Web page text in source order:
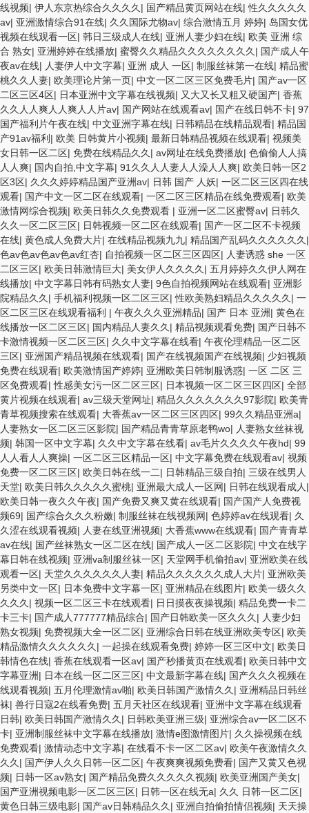
线视频| 伊人东京热综合久久久久 | 国产精品黄页网站在线|性久久久久久
av| 亚洲激情综合91在线| 久久国际尤物av| 综合激情五月 婷婷| 岛国女优
视频在线观看一区| 韩日三级成人在线| 亚洲人妻少妇在线| 欧美 亚洲 综
合 熟女| 亚洲婷婷在线播放| 蜜臀久久精品久久久久久久久久 | 国产成人午
夜av在线| 人妻伊人中文字幕| 亚洲 成人 一区| 制服丝袜第一在线| 精品蜜
桃久久人妻| 欧美理论片第一页| 中文一区二区三区免费毛片| 国产av一区
二区三区4区| 日本亚洲中文字幕在线视频| 又大又长又粗又硬国产| 香蕉
久久人人爽人人爽人人片av| 国产网站在线观看av| 国产在线日韩不卡| 97
国产福利片午夜在线| 中文亚洲字幕在线| 日韩精品在线精品观看| 精品国
产91av福利 | 欧美 日韩黄片小视频| 最新日韩精品视频在线观看| 视频美
女日韩一区二区| 免费在线精品久久 | av网址在线免费播放| 色偷偷人人搞
人人爽| 国内自拍,中文字幕| 91久久人人妻人人澡人人爽| 欧美日韩一区2
区3区| 久久久婷婷精品国产亚洲av| 日韩 国产 人妖| 一区二区三区四在线
观看| 国产中文一区二区在线观看| 一区二区三区精品在线免费观看| 欧美
激情网综合视频| 欧美日韩久久免费观看 | 亚洲一区二区蜜臀av| 日韩久
久久一区二区三区| 日韩视频一区二区在线观看| 国产一区二区不卡视频
在线| 黄色成人免费大片| 在线精品视频九九| 精品国产乱码久久久久久久 |
色av色av色av色av红杏| 自拍视频一区二区三区四区| 人妻诱惑 she 一区
二区三区| 欧美日韩激情巨大| 美女伊人久久久久 | 五月婷婷久久伊人网在
线播放| 中文字幕日韩有码熟女人妻| 9色自拍视频网站在线观看| 亚洲影
院精品久久 | 手机福利视频一区二区三区|性欧美熟妇精品久久久久久 | 一
区二区三区在线观看福利 | 午夜久久久亚洲精品| 国产 日本 亚洲| 黄色在
线播放一区二区三区| 国内精品人妻久久 | 精品视频观看免费| 国产日韩不
卡激情视频一区二区三区| 久久中文字幕在线看| 午夜伦理精品一区二区
三区| 亚洲国产精品视频在线观看| 国产在线视频国产在线视频| 少妇视频
免费在线观看| 欧美激情国产婷婷| 亚洲欧美日韩制服诱惑| 一区 二区 三
区免费观看|性感美女污一区二区三区| 日本视频一区二区三区四区| 全部
黄片视频在线观看| av三级天堂网址| 精品久久久久久久久97影院| 欧美青
青草视频搜索在线观看| 大香蕉av一区二区三区四区| 99久久精品亚洲a|
人妻熟女一区二区三区影院| 国产精品青青草原老鸭wo| 人妻熟女丝袜视
频| 韩国一区中文字幕| 久久中文字幕在线看| av毛片久久久久午夜hd| 99
人人看人人爽操| 一区二区三区精品一区| 中文字幕免费在线观看av| 视频
免费一区二区三区| 欧美日韩在线一二| 日韩精品三级自拍| 三级在线男人
天堂| 欧美日韩久久久久久蜜桃| 亚洲最大成人一区网| 日韩在线观看成人 |
欧美日韩一夜久久午夜| 国产免费又爽又黄在线观看| 国产国产人免费视
频69| 国产综合久久久粉嫩| 制服丝袜在线视频网| 色婷婷av在线观看| 久
久涩在线观看视频| 人妻在线亚洲视频| 大香蕉www在线观看| 国产青青草
av在线| 国产丝袜熟女一区二区在线| 国产成人一区二区影院| 中文在线字
幕日韩在线视频| 亚洲va制服丝袜一区| 天堂网手机偷拍av| 亚洲欧美在线
观看一区| 天堂久久久久久久人妻| 精品久久久久久久成人大片| 亚洲欧美
另类中文一区| 日本免费中文字幕一区| 亚洲精品在线图片| 欧美一级久久
久久久 | 视频一区二区三卡在线观看| 日日摸夜夜操视频| 精品免费一卡二
卡三卡| 国产成人777777精品综合| 国产日韩欧美一区久久久 | 人妻少妇
熟女视频| 免费视频大全一区二区| 亚洲综合日韩在线亚洲欧美专区| 欧美
精品激情久久久久久久 | 一起操在线观看免费| 婷婷一区三区中文| 欧美日
韩情色在线| 香蕉在线观看一区av| 国产秒播黄页在线观看| 欧美日韩中文
字幕亚洲| 日本在线一区二区三区| 中文最新字幕在线| 国产久久久视频在
线观看视频| 五月伦理激情av啪| 欧美日韩国产激情久久 | 亚洲精品日韩丝
袜| 兽行日寇2在线看免费| 五月天社区在线观看| 亚洲中文字幕在线观看
日韩| 欧美日韩国产激情久久 | 日韩欧美亚洲三级| 亚洲综合av一区二区不
卡| 亚洲制服丝袜中文字幕在线播放| 激情e图激情图片| 久久操视频在线
免费观看| 激情动态中文字幕| 在线看不卡一区二区av| 欧美午夜激情久久
久久 | 国产伊人久久日韩一区二区| 午夜爽爽视频免费看| 国产又黄又色视
频| 日韩一区av熟女| 国产精品免费久久久久久视频| 欧美亚洲国产美女|
国产亚洲视频电影一区二区三区| 日韩一区在线无a| 久久 日韩一区二区|
黄色日韩三级电影| 国产av日韩精品久久 | 亚洲自拍偷拍情侣视频| 天天操